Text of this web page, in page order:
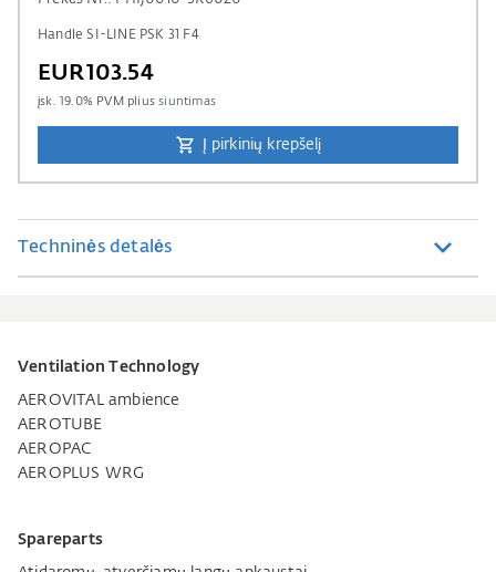
Handle SI-LINE PSK 31 F4
EUR103.54
įsk. 19.0% PVM pliussiuntimas
Į pirkinių krepšelį
Techninės detalės
Ventilation Technology
AEROVITAL ambience
AEROTUBE
AEROPAC
AEROPLUS WRG
Spareparts